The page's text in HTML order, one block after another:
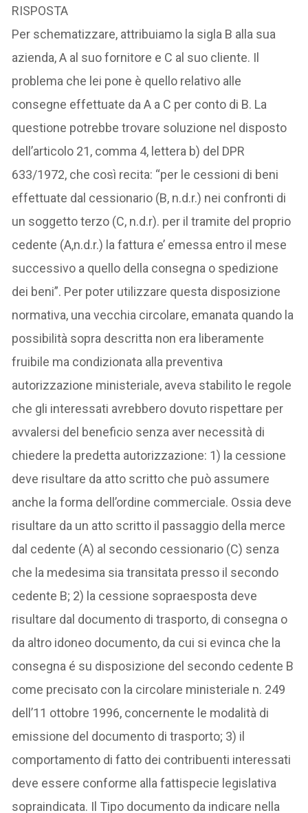
RISPOSTA
Per schematizzare, attribuiamo la sigla B alla sua
azienda, A al suo fornitore e C al suo cliente. Il
problema che lei pone è quello relativo alle
consegne effettuate da A a C per conto di B. La
questione potrebbe trovare soluzione nel disposto
dell’articolo 21, comma 4, lettera b) del DPR
633/1972, che così recita: “per le cessioni di beni
effettuate dal cessionario (B, n.d.r.) nei confronti di
un soggetto terzo (C, n.d.r). per il tramite del proprio
cedente (A,n.d.r.) la fattura e’ emessa entro il mese
successivo a quello della consegna o spedizione
dei beni”. Per poter utilizzare questa disposizione
normativa, una vecchia circolare, emanata quando la
possibilità sopra descritta non era liberamente
fruibile ma condizionata alla preventiva
autorizzazione ministeriale, aveva stabilito le regole
che gli interessati avrebbero dovuto rispettare per
avvalersi del beneficio senza aver necessità di
chiedere la predetta autorizzazione: 1) la cessione
deve risultare da atto scritto che può assumere
anche la forma dell’ordine commerciale. Ossia deve
risultare da un atto scritto il passaggio della merce
dal cedente (A) al secondo cessionario (C) senza
che la medesima sia transitata presso il secondo
cedente B; 2) la cessione sopraesposta deve
risultare dal documento di trasporto, di consegna o
da altro idoneo documento, da cui si evinca che la
consegna é su disposizione del secondo cedente B
come precisato con la circolare ministeriale n. 249
dell’11 ottobre 1996, concernente le modalità di
emissione del documento di trasporto; 3) il
comportamento di fatto dei contribuenti interessati
deve essere conforme alla fattispecie legislativa
sopraindicata. Il Tipo documento da indicare nella